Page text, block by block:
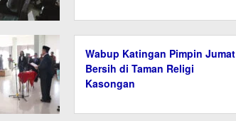
Wabup Katingan Pimpin Jumat
Bersih di Taman Religi
Kasongan